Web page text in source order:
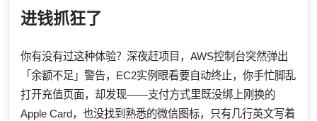
进钱抓狂了
你有没有过这种体验？深夜赶项目，AWS控制台突然弹出
「余额不足」警告，EC2实例眼看要自动终止，你手忙脚乱
打开充值页面，却发现——支付方式里既没绑上刚换的
Apple Card，也没找到熟悉的微信图标，只有几行英文写着